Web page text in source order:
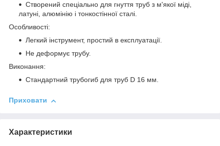
Створений спеціально для гнуття труб з м'якої міді,
латуні, алюмінію і тонкостінної сталі.
Особливості:
Легкий інструмент, простий в експлуатації.
Не деформує трубу.
Виконання:
Стандартний трубогиб для труб D 16 мм.
Приховати
Характеристики